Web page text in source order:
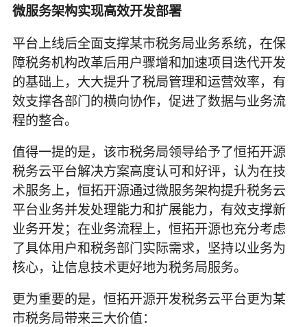
微服务架构实现高效开发部署
平台上线后全面支撑某市税务局业务系统，在保
障税务机构改革后用户骤增和加速项目迭代开发
的基础上，大大提升了税局管理和运营效率，有
效支撑各部门的横向协作，促进了数据与业务流
程的整合。
值得一提的是，该市税务局领导给予了恒拓开源
税务云平台解决方案高度认可和好评，认为在技
术服务上，恒拓开源通过微服务架构提升税务云
平台业务并发处理能力和扩展能力，有效支撑新
业务开发；在业务流程上，恒拓开源也充分考虑
了具体用户和税务部门实际需求，坚持以业务为
核心，让信息技术更好地为税务局服务。
更为重要的是，恒拓开源开发税务云平台更为某
市税务局带来三大价值：